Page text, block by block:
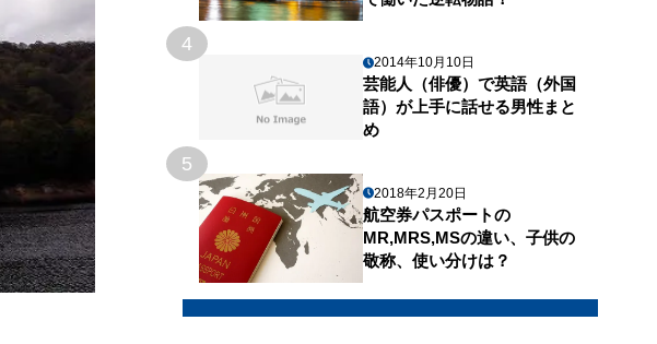
4
2014年10月10日
芸能人（俳優）で英語（外国
語）が上手に話せる男性まと
め
5
2018年2月20日
航空券パスポートの
MR,MRS,MSの違い、子供の
敬称、使い分けは？